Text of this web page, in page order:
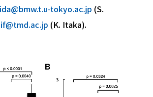
tokyo.ac.jp (S.
(K. Itaka).